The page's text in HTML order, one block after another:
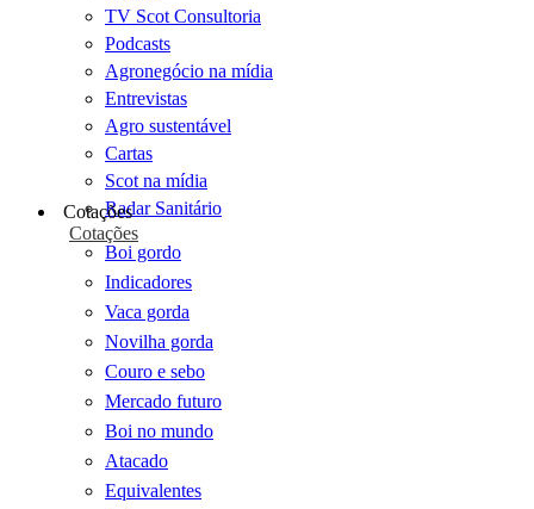
TV Scot Consultoria
Podcasts
Agronegócio na mídia
Entrevistas
Agro sustentável
Cartas
Scot na mídia
Radar Sanitário
Cotações
Cotações
Boi gordo
Indicadores
Vaca gorda
Novilha gorda
Couro e sebo
Mercado futuro
Boi no mundo
Atacado
Equivalentes